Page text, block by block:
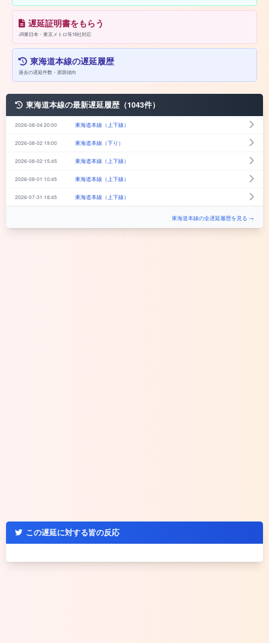
遅延証明書をもらう
JR東日本・東京メトロ等18社対応
東海道本線の遅延履歴
過去の遅延件数・原因傾向
東海道本線の最新遅延履歴（1043件）
2026-08-04 20:00 東海道本線（上下線）
2026-08-02 19:00 東海道本線（下り）
2026-08-02 15:45 東海道本線（上下線）
2026-08-01 10:45 東海道本線（上下線）
2026-07-31 18:45 東海道本線（上下線）
東海道本線の全遅延履歴を見る →
この遅延に対する皆の反応